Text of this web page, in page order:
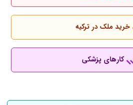
خرید ملک در ترکیه
کارهای پزشکی